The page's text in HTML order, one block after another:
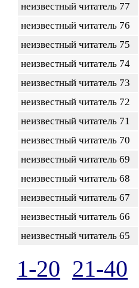
неизвестный читатель 77
неизвестный читатель 76
неизвестный читатель 75
неизвестный читатель 74
неизвестный читатель 73
неизвестный читатель 72
неизвестный читатель 71
неизвестный читатель 70
неизвестный читатель 69
неизвестный читатель 68
неизвестный читатель 67
неизвестный читатель 66
неизвестный читатель 65
1-20 21-40